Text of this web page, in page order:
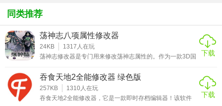
使用说明
1、首先下载修改器并进行解压
2、运行修改器
3、运行游戏
4、使用热键修改游戏
同类推荐
荡神志八项属性修改器
24KB 1317 人在玩
荡神志修改器是专门用来修改荡神志属性的。作为一款3D国
列的优点。虽然以前跳票不断，但玩家对其的关注程度依然
不减。这款被玩家誉为“东方《柏德之门》”的神幻RPG究竟
能带给国内玩家多少惊喜呢？突破武侠定式，开拓神幻风
格。故事的主角云刃心，乃云中子的养子，为了寻找自己的
下载
吞食天地2全能修改器 绿色版
257KB 1310人在玩
吞食天地2全能修改器，它是一款即时存档编辑器！该软件
下载